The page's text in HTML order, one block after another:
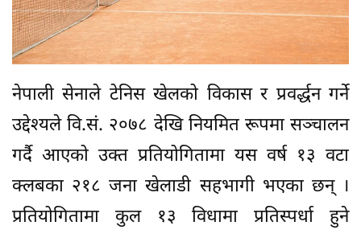
नेपाली सेनाले टेनिस खेलको विकास र प्रवर्द्धन गर्ने
उद्देश्यले वि.सं. २०७८ देखि नियमित रूपमा सञ्चालन
गर्दै आएको उक्त प्रतियोगितामा यस वर्ष १३ वटा
क्लबका २१८ जना खेलाडी सहभागी भएका छन् ।
प्रतियोगितामा कुल १३ विधामा प्रतिस्पर्धा हुने